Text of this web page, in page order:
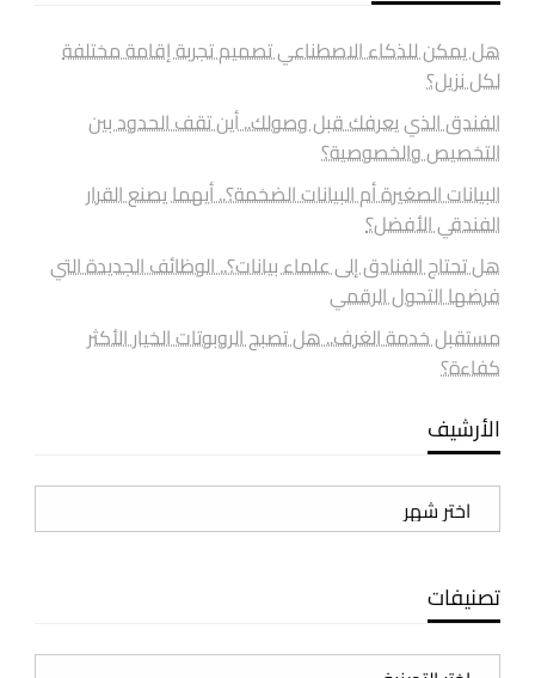
هل يمكن للذكاء الاصطناعي تصميم تجربة إقامة مختلفة
لكل نزيل؟
الفندق الذي يعرفك قبل وصولك.. أين تقف الحدود بين
التخصيص والخصوصية؟
البيانات الصغيرة أم البيانات الضخمة؟.. أيهما يصنع القرار
الفندقي الأفضل؟
هل تحتاج الفنادق إلى علماء بيانات؟.. الوظائف الجديدة التي
فرضها التحول الرقمي
مستقبل خدمة الغرف.. هل تصبح الروبوتات الخيار الأكثر
كفاءة؟
الأرشيف
الأرشيف
تصنيفات
تصنيفات